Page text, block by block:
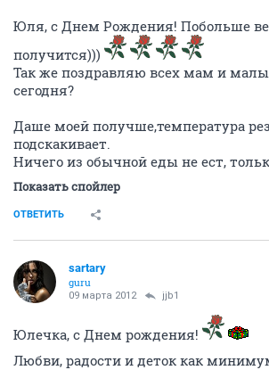
Юля, с Днем Рождения! Побольше
получится)))
Так же поздравляю всех мам и
сегодня?
Даше моей получше,температура
подскакивает.
Ничего из обычной еды не ест,
Показать спойлер
ОТВЕТИТЬ
sartary
guru
09 марта 2012 jjb1
Юлечка, с Днем рождения!
Любви, радости и деток как